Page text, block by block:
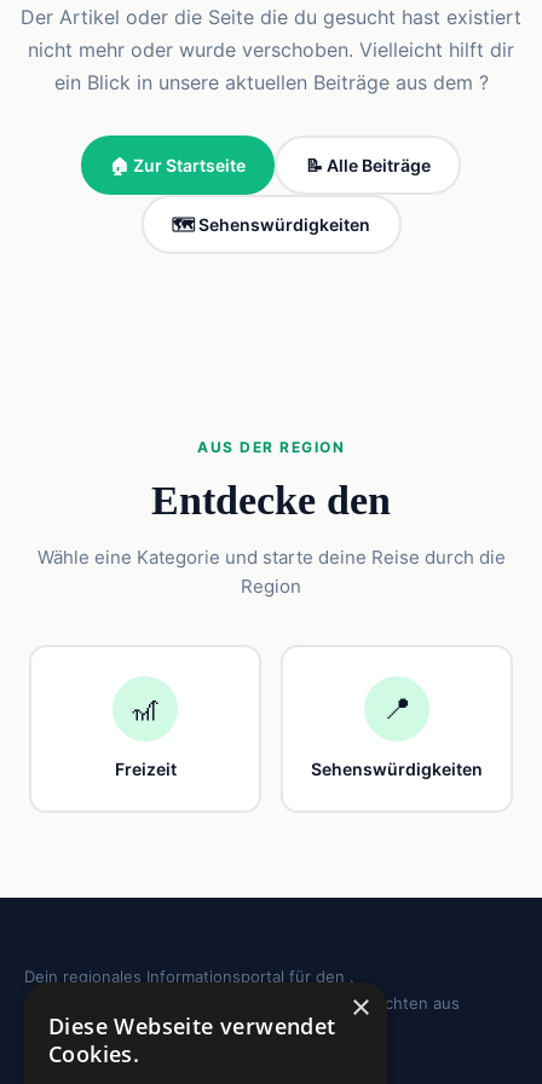
Der Artikel oder die Seite die du gesucht hast existiert
nicht mehr oder wurde verschoben. Vielleicht hilft dir
ein Blick in unsere aktuellen Beiträge aus dem ?
🏠 Zur Startseite 📝 Alle Beiträge
🗺️ Sehenswürdigkeiten
AUS DER REGION
Entdecke den
Wähle eine Kategorie und starte deine Reise durch die
Region
🎢
Freizeit
📍
Sehenswürdigkeiten
Dein regionales Informationsportal für den .
Sehenswürdigkeiten, Ausflugstipps und Geschichten aus
deiner Region.
×
Diese Webseite verwendet
Cookies.